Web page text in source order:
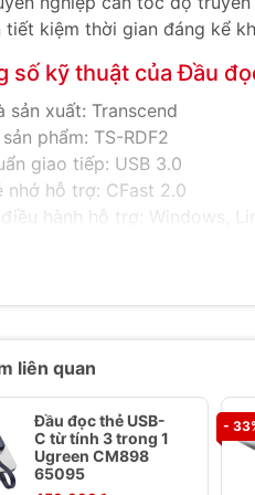
tiết kiệm thời gian đáng kể
số kỹ thuật của Đầu
sản xuất: Transcend
phẩm: TS-RDF2
giao tiếp: USB 3.0
nhớ hỗ trợ: CFast 2.0
điều hành hỗ trợ: Windows,
nổi bật của Đầu
thích rộng rãi:
Hỗ trợ thẻ
Windows, Linux và MacOS.
kế nhỏ gọn, tiện lợi:
Dễ
trời.
bền cao:Sản phẩm từ
liên quan
Đầu đọc thẻ USB-
C từ tính 3 trong 1
Ugreen CM898
65095
-